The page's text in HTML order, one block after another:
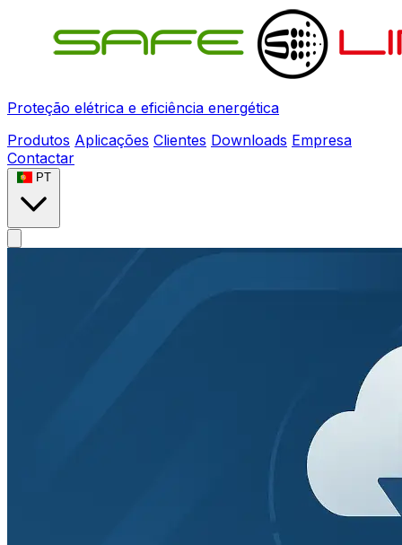
Proteção elétrica e eficiência energética
Produtos Aplicações Clientes Downloads Empresa
Contactar
PT